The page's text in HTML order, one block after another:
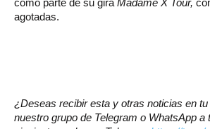
agotadas.
¿Deseas recibir esta y otras noticias en
nuestro grupo de Telegram o WhatsApp a